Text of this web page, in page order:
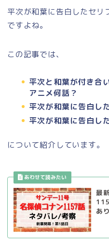
平次が和葉に告白したセリ
ですよね。
この記事では、
平次と和葉が付き合
アニメ何話？
平次が和葉に告白し
平次が和葉に告白し
について紹介しています。
最
あり